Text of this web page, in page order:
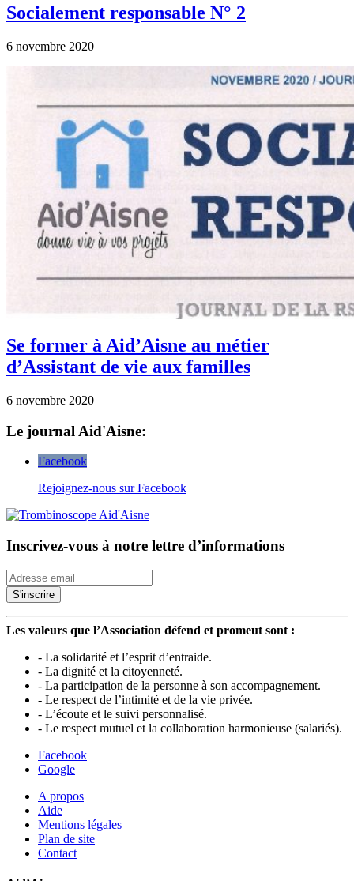
Socialement responsable N° 2
6 novembre 2020
Se former à Aid’Aisne au métier
d’Assistant de vie aux familles
6 novembre 2020
Le journal Aid'Aisne:
Facebook
Rejoignez-nous sur Facebook
Inscrivez-vous à notre lettre d’informations
Les valeurs que l’Association défend et promeut sont :
- La solidarité et l’esprit d’entraide.
- La dignité et la citoyenneté.
- La participation de la personne à son accompagnement.
- Le respect de l’intimité et de la vie privée.
- L’écoute et le suivi personnalisé.
- Le respect mutuel et la collaboration harmonieuse (salariés).
Facebook
Google
A propos
Aide
Mentions légales
Plan de site
Contact